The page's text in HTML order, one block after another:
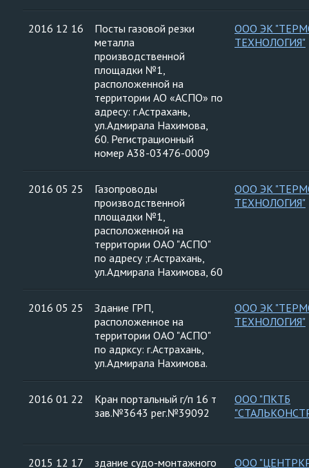
2016 12 16
Посты газовой резки
металла
производственной
площадки №1,
расположенной на
территории АО «АСПО» по
адресу: г.Астрахань,
ул.Адмирала Нахимова,
60. Регистрационный
номер А38-03476-0009
ООО ЭК
ТЕХНОЛОГИЯ"
2016 05 25
Газопроводы
производственной
площадки №1,
расположенной на
территории ОАО "АСПО"
по адресу ;г.Астрахань,
ул.Адмирала Нахимова, 60
ООО ЭК
ТЕХНОЛОГИЯ"
2016 05 25
Здание ГРП,
расположенное на
территории ОАО "АСПО"
по адрксу: г.Астрахань,
ул.Адмирала Нахимова.
ООО ЭК
ТЕХНОЛОГИЯ"
2016 01 22
Кран портальный г/п 16 т
зав.№3643 рег.№39092
ООО "ПКТБ
2015 12 17 здание судо-монтажного ООО